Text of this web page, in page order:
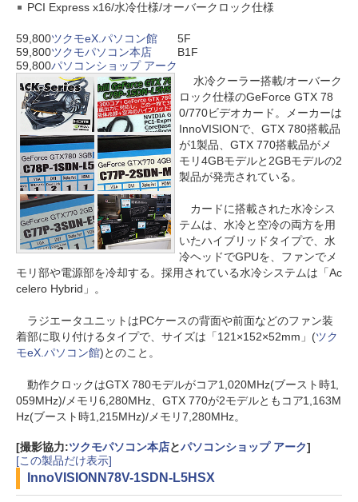
PCI Express x16/水冷仕様/オーバークロック仕様
59,800ツクモeX.パソコン館
5F
59,800ツクモパソコン本店
B1F
59,800パソコンショップ アーク
水冷クーラー搭載/オーバーク
ロック仕様のGeForce GTX 78
0/770ビデオカード。メーカーは
InnoVISIONで、GTX 780搭載品
が1製品、GTX 770搭載品がメ
モリ4GBモデルと2GBモデルの2
製品が発売されている。
カードに搭載された水冷シス
テムは、水冷と空冷の両方を用
いたハイブリッドタイプで、水
冷ヘッドでGPUを、ファンでメ
モリ部や電源部を冷却する。採用されている水冷システムは「Ac
celero Hybrid」。
ラジエータユニットはPCケースの背面や前面などのファン装
着部に取り付けるタイプで、サイズは「121×152×52mm」(ツク
モeX.パソコン館)とのこと。
動作クロックはGTX 780モデルがコア1,020MHz(ブースト時1,
059MHz)/メモリ6,280MHz、GTX 770が2モデルともコア1,163M
Hz(ブースト時1,215MHz)/メモリ7,280MHz。
[撮影協力:ツクモパソコン本店とパソコンショップ アーク]
[この製品だけ表示]
InnoVISION N78V-1SDN-L5HSX